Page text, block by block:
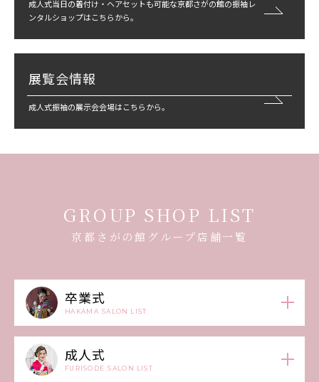
成人式当日の着付け・ヘアセットも可能な京都さがの館の振袖レ
ンタルショップはこちらから。
展覧会情報
成人式振袖の展示会会場はこちらから。
GROUP SHOP LIST
京都さがの館グループ店舗一覧
卒業式
HAKAMA SALON LIST
成人式
FURISODE SALON LIST